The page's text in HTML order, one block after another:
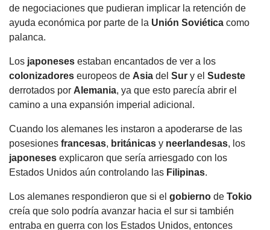
de negociaciones que pudieran implicar la retención de
ayuda económica por parte de la Unión Soviética como
palanca.
Los japoneses estaban encantados de ver a los
colonizadores europeos de Asia del Sur y el Sudeste
derrotados por Alemania, ya que esto parecía abrir el
camino a una expansión imperial adicional.
Cuando los alemanes les instaron a apoderarse de las
posesiones francesas, británicas y neerlandesas, los
japoneses explicaron que sería arriesgado con los
Estados Unidos aún controlando las Filipinas.
Los alemanes respondieron que si el gobierno de Tokio
creía que solo podría avanzar hacia el sur si también
entraba en guerra con los Estados Unidos, entonces